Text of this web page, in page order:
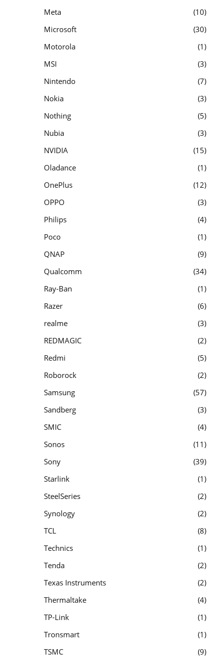
Meta
10
Microsoft
30
Motorola
1
MSI
3
Nintendo
7
Nokia
3
Nothing
5
Nubia
3
NVIDIA
15
Oladance
1
OnePlus
12
OPPO
3
Philips
4
Poco
1
QNAP
9
Qualcomm
34
Ray-Ban
1
Razer
6
realme
3
REDMAGIC
2
Redmi
5
Roborock
2
Samsung
57
Sandberg
3
SMIC
4
Sonos
11
Sony
39
Starlink
1
SteelSeries
2
Synology
2
TCL
8
Technics
1
Tenda
2
Texas Instruments
2
Thermaltake
4
TP-Link
1
Tronsmart
1
TSMC
9